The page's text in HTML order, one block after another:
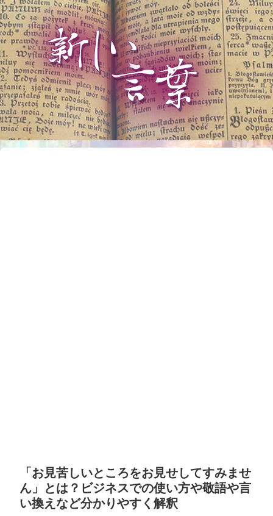
「お見苦しいところをお見せしてすみませ
ん」とは？ビジネスでの使い方や敬語や言
い換えなど分かりやすく解釈